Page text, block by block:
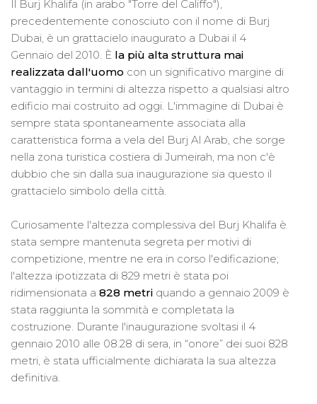
Il Burj Khalifa (in arabo "Torre del Califfo"),
precedentemente conosciuto con il nome di Burj
Dubai, è un grattacielo inaugurato a Dubai il 4
Gennaio del 2010. È la più alta struttura mai
realizzata dall'uomo con un significativo margine di
vantaggio in termini di altezza rispetto a qualsiasi altro
edificio mai costruito ad oggi. L'immagine di Dubai è
sempre stata spontaneamente associata alla
caratteristica forma a vela del Burj Al Arab, che sorge
nella zona turistica costiera di Jumeirah, ma non c'è
dubbio che sin dalla sua inaugurazione sia questo il
grattacielo simbolo della città.
Curiosamente l'altezza complessiva del Burj Khalifa è
stata sempre mantenuta segreta per motivi di
competizione, mentre ne era in corso l'edificazione;
l'altezza ipotizzata di 829 metri è stata poi
ridimensionata a 828 metri quando a gennaio 2009 è
stata raggiunta la sommità e completata la
costruzione. Durante l'inaugurazione svoltasi il 4
gennaio 2010 alle 08.28 di sera, in “onore” dei suoi 828
metri, è stata ufficialmente dichiarata la sua altezza
definitiva.